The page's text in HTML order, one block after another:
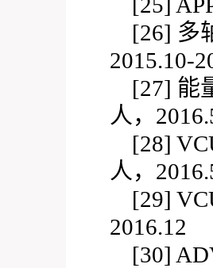
[26] 多
2015.10-
[27] 能
人，
[28]
人，
[29]
2016.12
[30]